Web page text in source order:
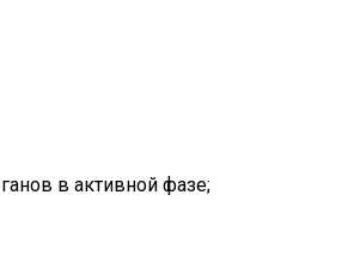
в активной фазе;